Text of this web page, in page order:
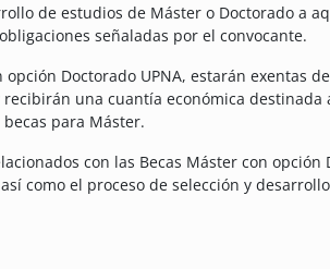
de estudios de Máster o Doctorado a
señaladas por el convocante.
Doctorado UPNA, estarán exentas
una cuantía económica destinada
para Máster.
con las Becas Máster con opción
como el proceso de selección y